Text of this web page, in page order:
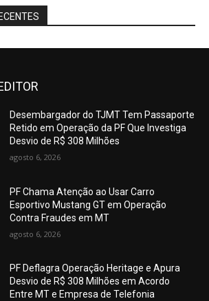
Desembargador do TJMT Tem Passaporte
Retido em Operação da PF Que Investiga
Desvio de R$ 308 Milhões
agosto 6, 2026
PF Chama Atenção ao Usar Carro
Esportivo Mustang GT em Operação
Contra Fraudes em MT
agosto 6, 2026
PF Deflagra Operação Heritage e Apura
Desvio de R$ 308 Milhões em Acordo
Entre MT e Empresa de Telefonia